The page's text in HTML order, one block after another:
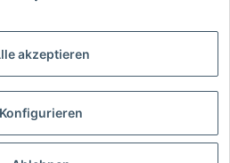
akzeptieren
Konfigurieren
(darunter 6 €)
7 €)
an Packstationen)